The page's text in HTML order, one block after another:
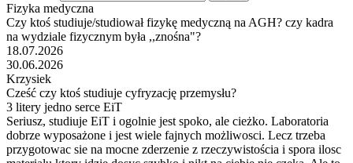
Fizyka medyczna
Czy ktoś studiuje/studiował fizykę medyczną na AGH? czy kadra
na wydziale fizycznym była ,,znośna"?
18.07.2026
30.06.2026
Krzysiek
Cześć czy ktoś studiuje cyfryzację przemysłu?
3 litery jedno serce EiT
Seriusz, studiuje EiT i ogolnie jest spoko, ale cieżko. Laboratoria
dobrze wyposażone i jest wiele fajnych możliwosci. Lecz trzeba
przygotowac sie na mocne zderzenie z rzeczywistościa i spora ilosc